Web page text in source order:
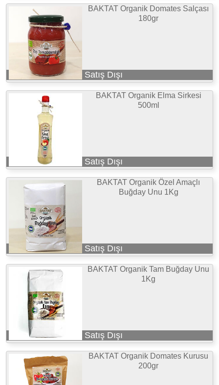
BAKTAT Organik Domates Salçası
180gr
Satış Dışı
BAKTAT Organik Elma Sirkesi
500ml
Satış Dışı
BAKTAT Organik Özel Amaçlı
Buğday Unu 1Kg
Satış Dışı
BAKTAT Organik Tam Buğday Unu
1Kg
Satış Dışı
BAKTAT Organik Domates Kurusu
200gr